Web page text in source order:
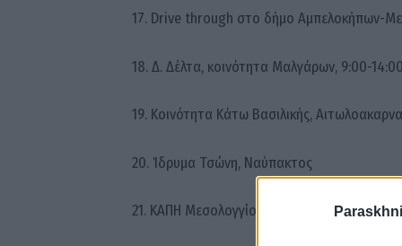
17. Drive through στο δήμο Αμπελοκήπων-
18. Δ. Δέλτα, κοινότητα Μαλγάρων, 9:00-14:00
19. Κοινότητα Κάτω Βασιλικής,
20. Ίδρυμα Τσώνη, Ναύπακτος
21. ΚΑΠΗ Μεσολογγίου